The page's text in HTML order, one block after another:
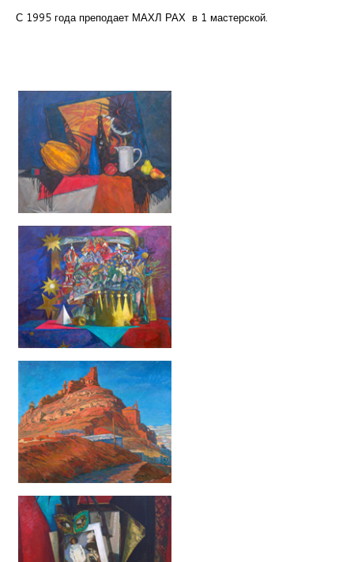
С 1995 года преподает МАХЛ РАХ в 1 мастерской.